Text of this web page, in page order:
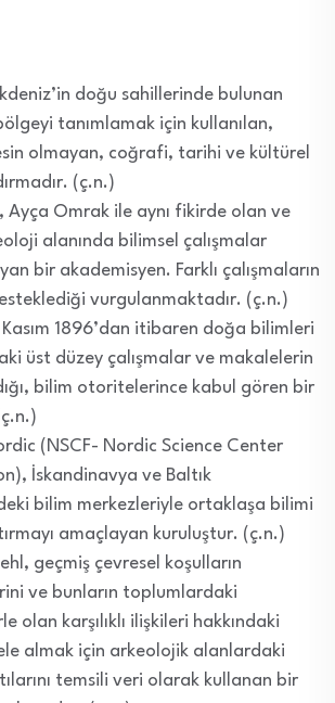
doğu sahillerinde bulunan
tanımlamak için kullanılan,
olmayan, coğrafi, tarihi ve kültürel
(ç.n.)
Ayça Omrak ile aynı fikirde olan ve
alanında bilimsel çalışmalar
bir akademisyen. Farklı çalışmaların
vurgulanmaktadır. (ç.n.)
1896’dan itibaren doğa bilimleri
üst düzey çalışmalar ve makalelerin
bilim otoritelerince kabul gören bir
(NSCF- Nordic Science Center
İskandinavya ve Baltık
bilim merkezleriyle ortaklaşa bilimi
amaçlayan kuruluştur. (ç.n.)
geçmiş çevresel koşulların
ve bunların toplumlardaki
olan karşılıklı ilişkileri hakkındaki
almak için arkeolojik alanlardaki
temsili veri olarak kullanan bir